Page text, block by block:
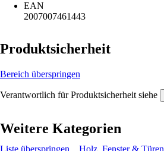
EAN
2007007461443
Produktsicherheit
Bereich überspringen
Verantwortlich für Produktsicherheit siehe
Weitere Kategorien
Liste überspringen Holz, Fenster & Türen